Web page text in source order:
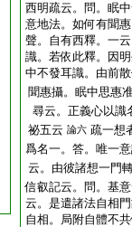
西明疏云。問。眠
意地法。如何有聞
聲。自有西釋。一
識。若依此釋。因
中不發耳識。由前
聞惠攝。眠中思惠
尋云。正義心以識
祕五云 論六 疏一想
爲名一。答。唯一
云。由彼諸想一門
信叡記云。問。基
云。是遣諸法自相
自相。局附自體不